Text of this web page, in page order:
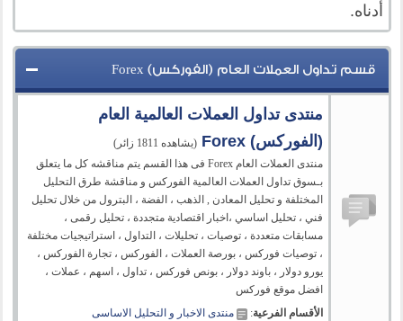
أدناه.
قسم تداول العملات العام (الفوركس) Forex
منتدى تداول العملات العالمية العام
(الفوركس) Forex
(يشاهده 1811 زائر)
منتدى العملات العام Forex فى هذا القسم يتم مناقشه كل ما يتعلق
بـسوق تداول العملات العالمية الفوركس و مناقشة طرق التحليل
المختلفة و تحليل المعادن , الذهب ، الفضة ، البترول من خلال تحليل
فني ، تحليل اساسي ،اخبار اقتصادية متجددة ، تحليل رقمى ،
مسابقات متعددة ، توصيات ، تحليلات ، التداول ، استراتيجيات مختلفة
، توصيات فوركس ، بورصة العملات ، الفوركس ، تجارة الفوركس ،
يورو دولار ، باوند دولار ، بونص فوركس ، تداول ، اسهم ، عملات ،
افضل موقع فوركس
الأقسام الفرعية: منتدى الاخبار و التحليل الاساسى